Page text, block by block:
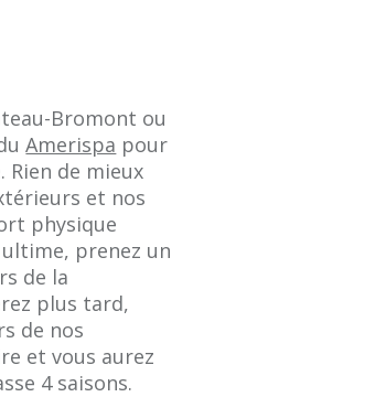
Bromont ou
Amerispa pour
de mieux
et nos
physique
prenez un
de la
plus tard,
de nos
et vous aurez
4 saisons.